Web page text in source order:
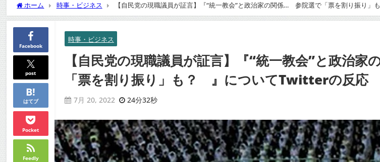
ホーム 時事・ビジネス 【自民党の現職議員が証言】『“統一教会”と政治家の関係… 参院選で「票を割り振り
Facebook
post
はてブ
Pocket
Feedly
時事・ビジネス
【自民党の現職議員が証言】『“統一教会”と政治
「票を割り振り」も？ 』についてTwitterの反応
7月 20, 2022 24分32秒